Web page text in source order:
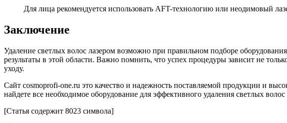
Для лица рекомендуется использовать AFT-технологию или неодимовый
Заключение
Удаление светлых волос лазером возможно при правильном подборе
результаты в этой области. Важно помнить, что успех процедуры зависит не
уходу.
Сайт cosmoprofi-one.ru это качество и надежность поставляемой продукции и
найдете все необходимое оборудование для эффективного удаления светлых
[Статья содержит 8023 символа]